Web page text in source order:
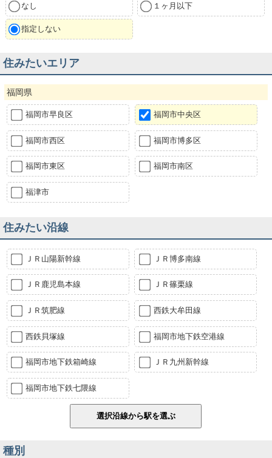
なし １ヶ月以下
指定しない
住みたいエリア
福岡県
福岡市早良区 福岡市中央区
福岡市西区 福岡市博多区
福岡市東区 福岡市南区
福津市
住みたい沿線
ＪＲ山陽新幹線 ＪＲ博多南線
ＪＲ鹿児島本線 ＪＲ篠栗線
ＪＲ筑肥線 西鉄大牟田線
西鉄貝塚線 福岡市地下鉄空港線
福岡市地下鉄箱崎線 ＪＲ九州新幹線
福岡市地下鉄七隈線
種別